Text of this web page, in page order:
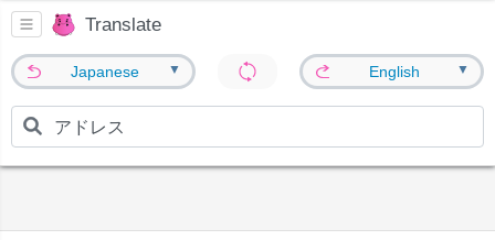
Translate
Japanese ▼ English ▼